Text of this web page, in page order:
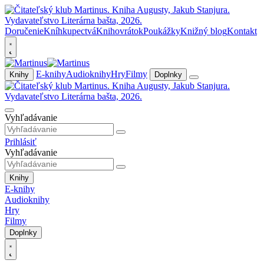
DoručenieKníhkupectváKnihovrátokPoukážkyKnižný blogKontakt
Knihy E-knihyAudioknihyHryFilmy Doplnky
Vyhľadávanie
Prihlásiť
Vyhľadávanie
Knihy
E-knihy
Audioknihy
Hry
Filmy
Doplnky